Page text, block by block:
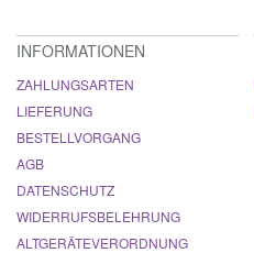
INFORMATIONEN
ZAHLUNGSARTEN
LIEFERUNG
BESTELLVORGANG
AGB
DATENSCHUTZ
WIDERRUFSBELEHRUNG
ALTGERÄTEVERORDNUNG